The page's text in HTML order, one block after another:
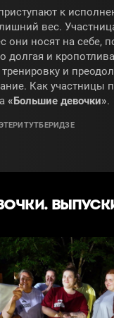
к
вес.
они носят на себе,
долгая и
и
Как участницы
«Большие девочки».